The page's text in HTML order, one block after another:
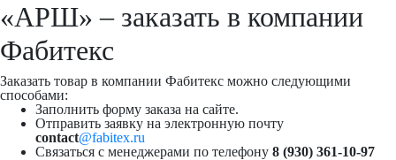
«АРШ» – заказать в компании
Фабитекс
Заказать товар в компании Фабитекс можно следующими
способами:
Заполнить форму заказа на сайте.
Отправить заявку на электронную почту
contact@fabitex.ru
Связаться с менеджерами по телефону 8 (930) 361-10-97